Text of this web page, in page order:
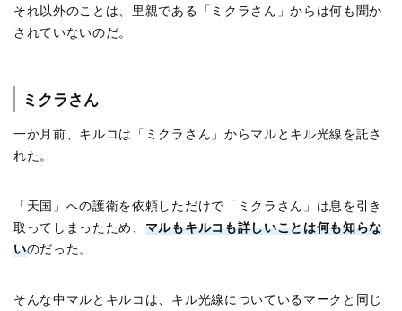
それ以外のことは、里親である「ミクラさん」からは何も聞か
されていないのだ。
ミクラさん
一か月前、キルコは「ミクラさん」からマルとキル光線を託さ
れた。
「天国」への護衛を依頼しただけで「ミクラさん」は息を引き
取ってしまったため、 マルもキルコも詳しいことは何も知らな
いのだった。
そんな中マルとキルコは、キル光線についているマークと同じ